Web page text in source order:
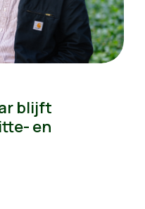
blijft
en